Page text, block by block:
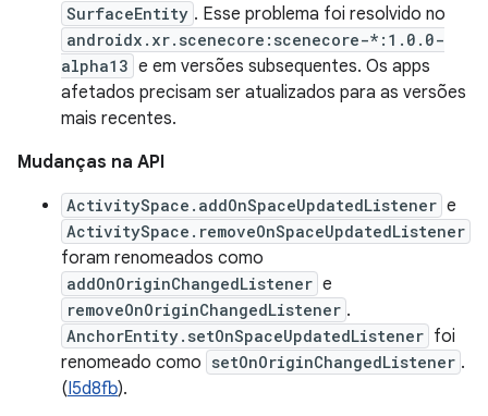
SurfaceEntity . Esse problema foi resolvido no
androidx.xr.scenecore:scenecore-*:1.0.0-
alpha13 e em versões subsequentes. Os apps
afetados precisam ser atualizados para as versões
mais recentes.
Mudanças na API
ActivitySpace.addOnSpaceUpdatedListener e
ActivitySpace.removeOnSpaceUpdatedListener
foram renomeados como
addOnOriginChangedListener e
removeOnOriginChangedListener .
AnchorEntity.setOnSpaceUpdatedListener foi
renomeado como setOnOriginChangedListener .
(I5d8fb).